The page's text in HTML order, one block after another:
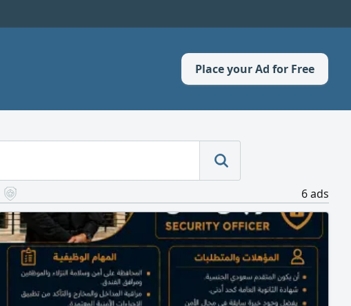
Place your Ad for Free
6 ads